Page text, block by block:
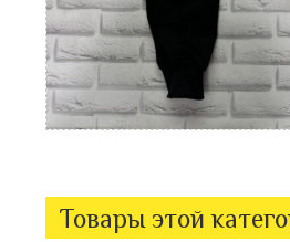
Товары этой